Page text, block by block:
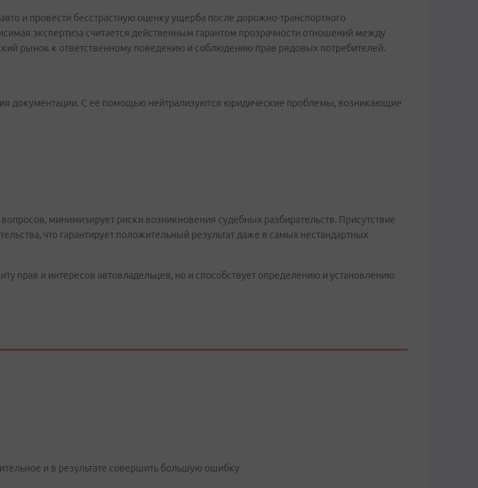
и провести бесстрастную оценку ущерба после дорожно-транспортного
экспертиза считается действенным гарантом прозрачности отношений между
рынок к ответственному поведению и соблюдению прав рядовых потребителей.
документации. С ее помощью нейтрализуются юридические проблемы, возникающие
минимизирует риски возникновения судебных разбирательств. Присутствие
что гарантирует положительный результат даже в самых нестандартных
прав и интересов автовладельцев, но и способствует определению и установлению
и в результате совершить большую ошибку